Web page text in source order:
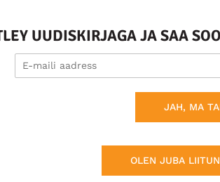
UUDISKIRJAGA JA SAA
JAH, MA
OLEN JUBA